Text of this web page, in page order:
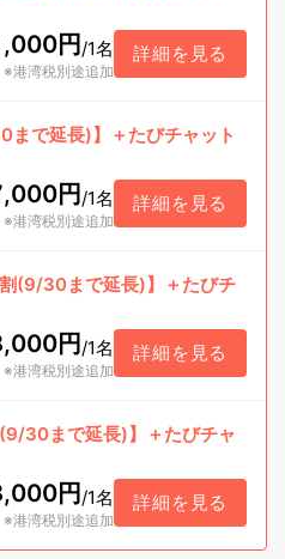
円/1名
※港湾税別途追加
詳細を見る
まで延長)】＋たびチャット
円/1名
※港湾税別途追加
詳細を見る
割(9/30まで延長)】＋たびチ
円/1名
※港湾税別途追加
詳細を見る
(9/30まで延長)】＋たびチャ
円/1名
※港湾税別途追加
詳細を見る